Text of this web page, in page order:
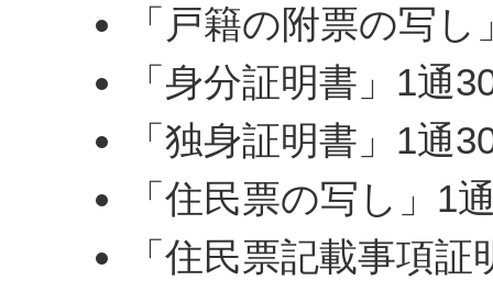
「戸籍の附票の写
「身分証明書」1通
「独身証明書」1通
「住民票の写し」1
「住民票記載事項